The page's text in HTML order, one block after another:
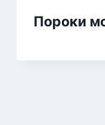
Пороки